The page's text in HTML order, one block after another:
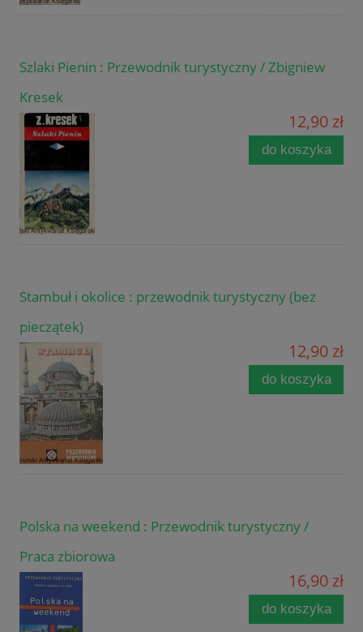
Szlaki Pienin : Przewodnik turystyczny / Zbigniew
Kresek
12,90 zł
do koszyka
Stambuł i okolice : przewodnik turystyczny (bez
pieczątek)
12,90 zł
do koszyka
Polska na weekend : Przewodnik turystyczny /
Praca zbiorowa
16,90 zł
do koszyka